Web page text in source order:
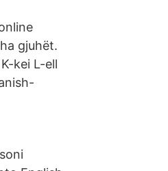
gjuhët.
kei L-ell